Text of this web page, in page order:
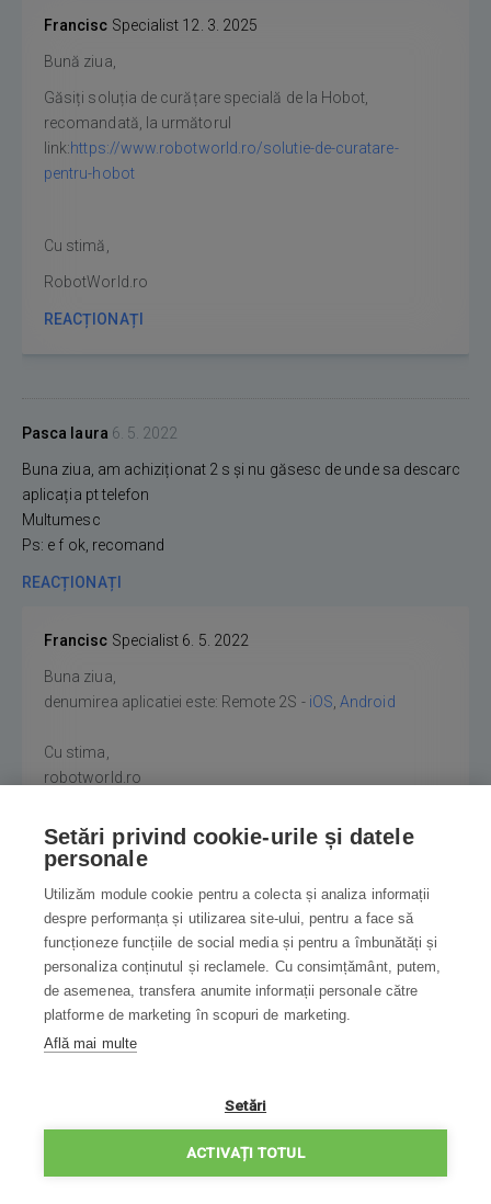
Francisc Specialist 12. 3. 2025
Bună ziua,
Găsiți soluția de curățare specială de la Hobot,
recomandată, la următorul
link:https://www.robotworld.ro/solutie-de-curatare-
pentru-hobot
Cu stimă,
RobotWorld.ro
REACȚIONAȚI
Pasca laura 6. 5. 2022
Buna ziua, am achiziționat 2 s și nu găsesc de unde sa descarc
aplicația pt telefon
Multumesc
Ps: e f ok, recomand
REACȚIONAȚI
Francisc Specialist 6. 5. 2022
Buna ziua,
denumirea aplicatiei este: Remote 2S - iOS ,Android
Cu stima,
robotworld.ro
Recenzii produs
Setări privind cookie-urile și datele
personale
Utilizăm module cookie pentru a colecta și analiza informații
despre performanța și utilizarea site-ului, pentru a face să
funcționeze funcțiile de social media și pentru a îmbunătăți și
personaliza conținutul și reclamele. Cu consimțământ, putem,
de asemenea, transfera anumite informații personale către
platforme de marketing în scopuri de marketing.
Află mai multe
Setări
ACTIVAȚI TOTUL